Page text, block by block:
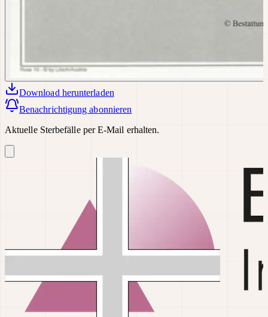
Download herunterladen
Benachrichtigung abonnieren
Aktuelle Sterbefälle per E-Mail erhalten.